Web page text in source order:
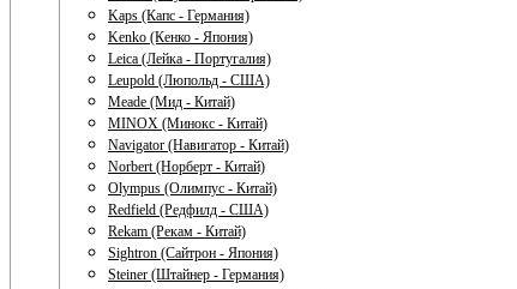
Kaps (Капс - Германия)
Kenko (Кенко - Япония)
Leica (Лейка - Португалия)
Leupold (Люпольд - США)
Meade (Мид - Китай)
MINOX (Минокс - Китай)
Navigator (Навигатор - Китай)
Norbert (Норберт - Китай)
Olympus (Олимпус - Китай)
Redfield (Редфилд - США)
Rekam (Рекам - Китай)
Sightron (Сайтрон - Япония)
Steiner (Штайнер - Германия)